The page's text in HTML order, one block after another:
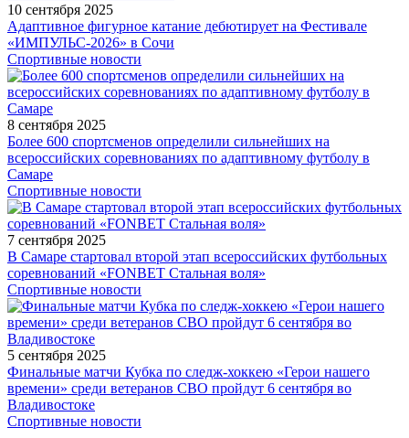
10 сентября 2025
Адаптивное фигурное катание дебютирует на Фестивале
«ИМПУЛЬС-2026» в Сочи
Спортивные новости
8 сентября 2025
Более 600 спортсменов определили сильнейших на
всероссийских соревнованиях по адаптивному футболу в
Самаре
Спортивные новости
7 сентября 2025
В Самаре стартовал второй этап всероссийских футбольных
соревнований «FONBET Стальная воля»
Спортивные новости
5 сентября 2025
Финальные матчи Кубка по следж-хоккею «Герои нашего
времени» среди ветеранов СВО пройдут 6 сентября во
Владивостоке
Спортивные новости